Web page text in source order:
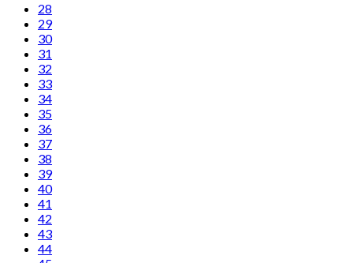
28
29
30
31
32
33
34
35
36
37
38
39
40
41
42
43
44